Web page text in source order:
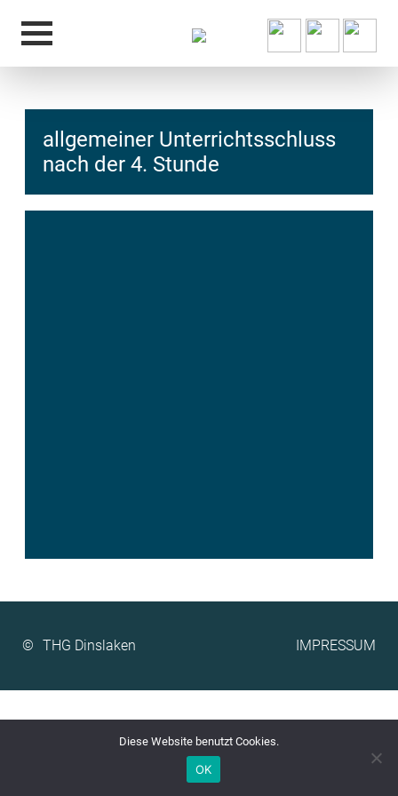
ed.ne
kalsn
id-gh
t@elu
hcs
allgemeiner Unterrichtsschluss
nach der 4. Stunde
© IMPRESSUM
Diese Website benutzt Cookies.
OK